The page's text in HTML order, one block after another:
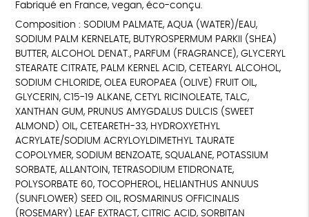
Fabriqué en France, vegan, éco-conçu.
Composition : SODIUM PALMATE, AQUA (WATER)/EAU,
SODIUM PALM KERNELATE, BUTYROSPERMUM PARKII (SHEA)
BUTTER, ALCOHOL DENAT., PARFUM (FRAGRANCE), GLYCERYL
STEARATE CITRATE, PALM KERNEL ACID, CETEARYL ALCOHOL,
SODIUM CHLORIDE, OLEA EUROPAEA (OLIVE) FRUIT OIL,
GLYCERIN, C15-19 ALKANE, CETYL RICINOLEATE, TALC,
XANTHAN GUM, PRUNUS AMYGDALUS DULCIS (SWEET
ALMOND) OIL, CETEARETH-33, HYDROXYETHYL
ACRYLATE/SODIUM ACRYLOYLDIMETHYL TAURATE
COPOLYMER, SODIUM BENZOATE, SQUALANE, POTASSIUM
SORBATE, ALLANTOIN, TETRASODIUM ETIDRONATE,
POLYSORBATE 60, TOCOPHEROL, HELIANTHUS ANNUUS
(SUNFLOWER) SEED OIL, ROSMARINUS OFFICINALIS
(ROSEMARY) LEAF EXTRACT, CITRIC ACID, SORBITAN